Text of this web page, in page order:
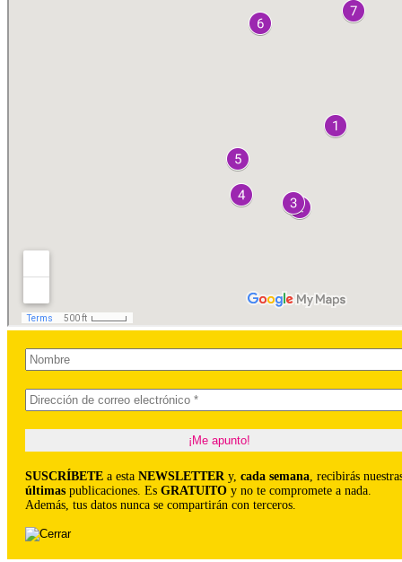
SUSCRÍBETE a esta NEWSLETTER y, cada semana , recibirás
últimas publicaciones. Es GRATUITO y no te compromete a nada.
Además, tus datos nunca se compartirán con terceros.